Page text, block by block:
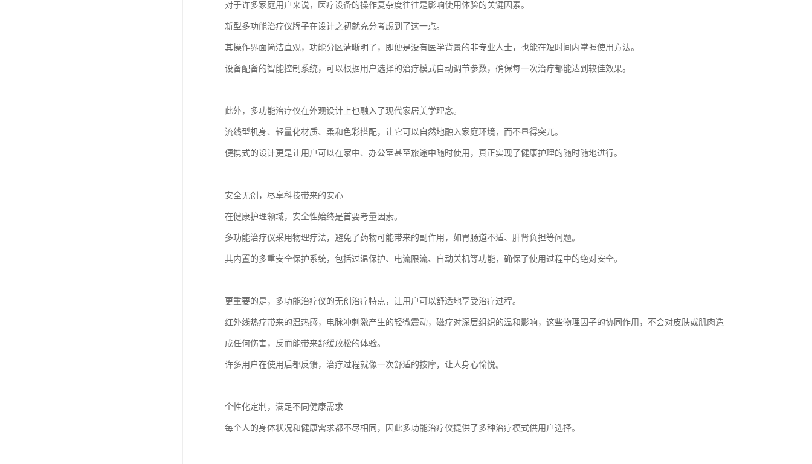
对于许多家庭用户来说，医疗设备的操作复杂度往往是影响使用体验的关键因素。
新型多功能治疗仪牌子在设计之初就充分考虑到了这一点。
其操作界面简洁直观，功能分区清晰明了，即便是没有医学背景的非专业人士，也能在短时间内掌握使用方法。
设备配备的智能控制系统，可以根据用户选择的治疗模式自动调节参数，确保每一次治疗都能达到较佳效果。
此外，多功能治疗仪在外观设计上也融入了现代家居美学理念。
流线型机身、轻量化材质、柔和色彩搭配，让它可以自然地融入家庭环境，而不显得突兀。
便携式的设计更是让用户可以在家中、办公室甚至旅途中随时使用，真正实现了健康护理的随时随地进行。
安全无创，尽享科技带来的安心
在健康护理领域，安全性始终是首要考量因素。
多功能治疗仪采用物理疗法，避免了药物可能带来的副作用，如胃肠道不适、肝肾负担等问题。
其内置的多重安全保护系统，包括过温保护、电流限流、自动关机等功能，确保了使用过程中的绝对安全。
更重要的是，多功能治疗仪的无创治疗特点，让用户可以舒适地享受治疗过程。
红外线热疗带来的温热感，电脉冲刺激产生的轻微震动，磁疗对深层组织的温和影响，这些物理因子的协同作用，不会对皮肤或肌肉造
成任何伤害，反而能带来舒缓放松的体验。
许多用户在使用后都反馈，治疗过程就像一次舒适的按摩，让人身心愉悦。
个性化定制，满足不同健康需求
每个人的身体状况和健康需求都不尽相同，因此多功能治疗仪提供了多种治疗模式供用户选择。